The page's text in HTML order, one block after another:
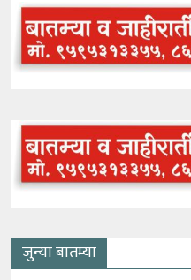
जुन्या बातम्या